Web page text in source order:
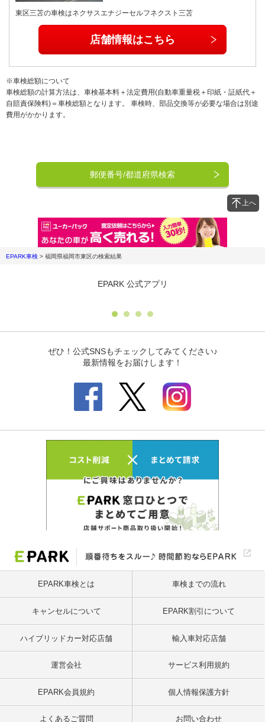
東区三苫の車検はネクサスエナジーセルフネクスト三苫
店舗情報はこちら
※車検総額について
車検総額の計算方法は、車検基本料＋法定費用(自動車重量税＋印紙・証紙代＋
自賠責保険料)＝車検総額となります。 車検時、部品交換等が必要な場合は別途
費用がかかります。
郵便番号/都道府県検索
上へ
EPARK車検 > 福岡県福岡市東区の検索結果
EPARK車検とは 車検までの流れ
キャンセルについて EPARK割引について
ハイブリッドカー対応店舗 輸入車対応店舗
運営会社 サービス利用規約
EPARK会員規約 個人情報保護方針
よくあるご質問 お問い合わせ